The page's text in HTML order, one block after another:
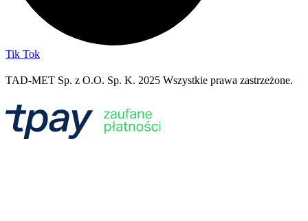
Tik Tok
TAD-MET Sp. z O.O. Sp. K. 2025 Wszystkie prawa zastrzeżone.